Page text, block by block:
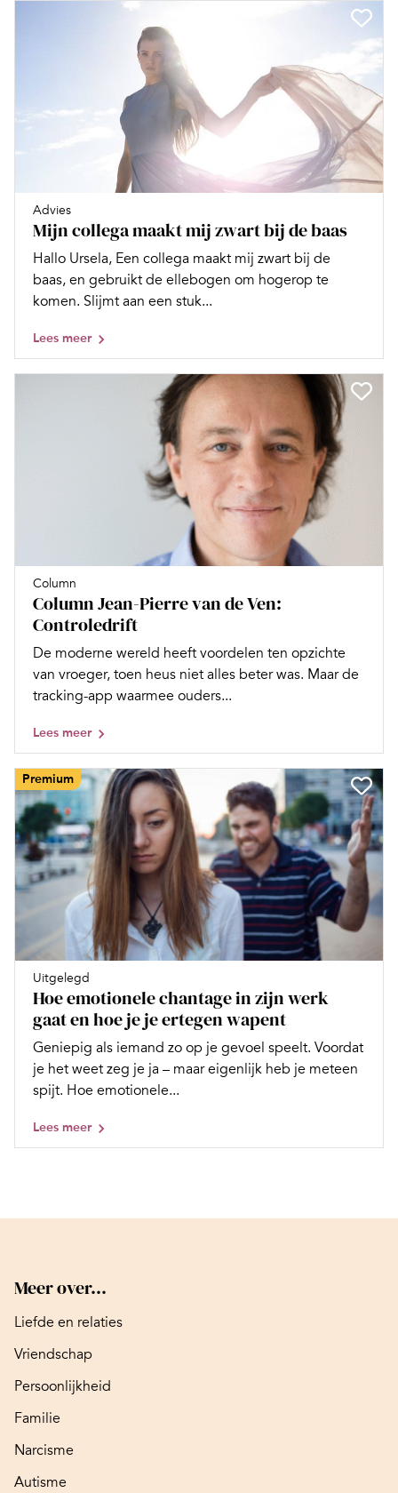
Advies
Mijn collega maakt mij zwart bij de baas
Hallo Ursela, Een collega maakt mij zwart bij de
baas, en gebruikt de ellebogen om hogerop te
komen. Slijmt aan een stuk...
Lees meer
Column
Column Jean-Pierre van de Ven:
Controledrift
De moderne wereld heeft voordelen ten opzichte
van vroeger, toen heus niet alles beter was. Maar de
tracking-app waarmee ouders...
Lees meer
Premium
Uitgelegd
Hoe emotionele chantage in zijn werk
gaat en hoe je je ertegen ­wapent
Geniepig als iemand zo op je gevoel speelt. Voordat
je het weet zeg je ja – maar eigenlijk heb je meteen
spijt. Hoe emotionele...
Lees meer
Meer over...
Liefde en relaties
Vriendschap
Persoonlijkheid
Familie
Narcisme
Autisme